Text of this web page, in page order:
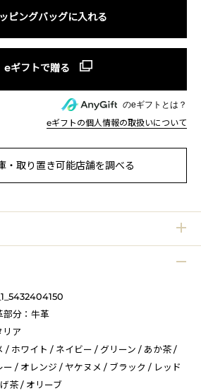
ピングバッグに入れる
のeギフトとは？
eギフトの個人情報の取扱いについて
・取り置き可能店舗を調べる
部分：牛革
リア
/ ホワイト / ネイビー / グリーン / あか茶 /
ー / オレンジ / ヤケヌメ / ブラック / レッド
茶 / オリーブ